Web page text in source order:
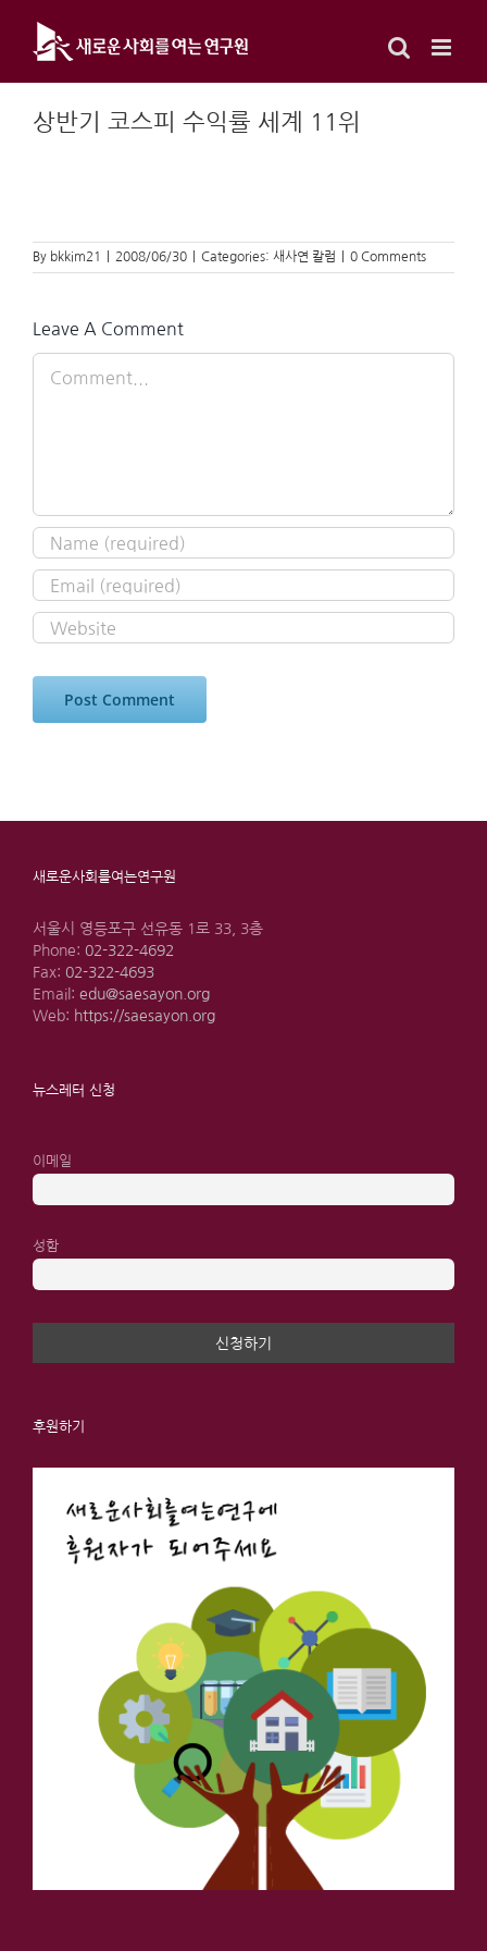
content
상반기 코스피 수익률 세계 11위
By bkkim21 2008/06/30 Categories: 새사연 칼럼 0 Comments
Leave A Comment
새로운사회를여는연구원
서울시 영등포구 선유동 1로 33, 3층
Phone: 02-322-4692
Fax: 02-322-4693
Email: edu@saesayon.org
Web: https://saesayon.org
뉴스레터 신청
이메일
성함
후원하기